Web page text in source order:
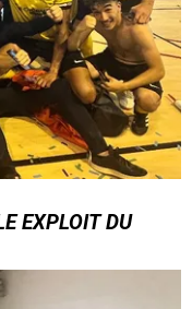
EXPLOIT DU